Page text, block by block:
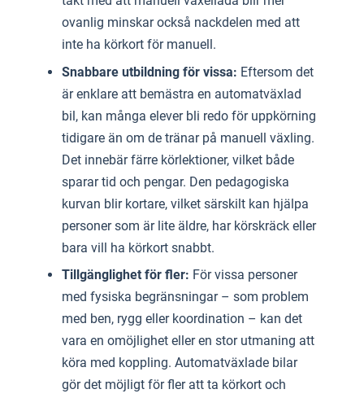
ovanlig minskar också nackdelen med att
inte ha körkort för manuell.
Snabbare utbildning för vissa: Eftersom det
är enklare att bemästra en automatväxlad
bil, kan många elever bli redo för uppkörning
tidigare än om de tränar på manuell växling.
Det innebär färre körlektioner, vilket både
sparar tid och pengar. Den pedagogiska
kurvan blir kortare, vilket särskilt kan hjälpa
personer som är lite äldre, har körskräck eller
bara vill ha körkort snabbt.
Tillgänglighet för fler: För vissa personer
med fysiska begränsningar – som problem
med ben, rygg eller koordination – kan det
vara en omöjlighet eller en stor utmaning att
köra med koppling. Automatväxlade bilar
gör det möjligt för fler att ta körkort och